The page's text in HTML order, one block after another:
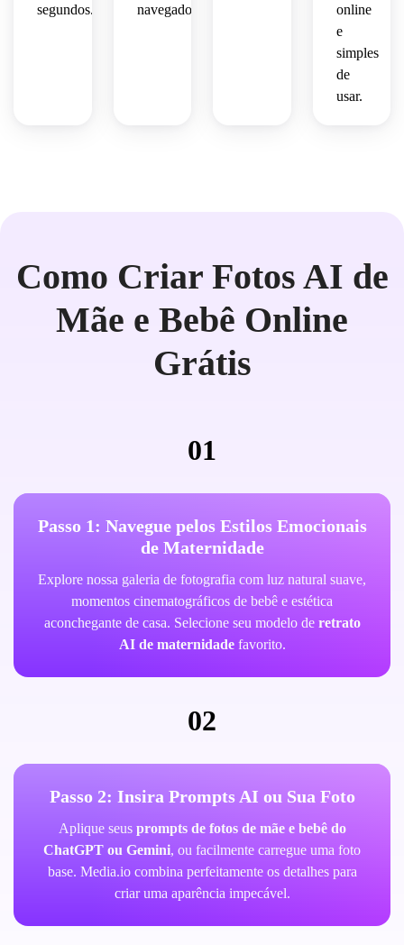
segundos.
navegador.
online
e
simples
de
usar.
Como Criar Fotos AI de
Mãe e Bebê Online
Grátis
01
Passo 1: Navegue pelos Estilos Emocionais
de Maternidade
Explore nossa galeria de fotografia com luz natural suave,
momentos cinematográficos de bebê e estética
aconchegante de casa. Selecione seu modelo de retrato
AI de maternidadefavorito.
02
Passo 2: Insira Prompts AI ou Sua Foto
Aplique seus prompts de fotos de mãe e bebê do
ChatGPT ou Gemini, ou facilmente carregue uma foto
base. Media.io combina perfeitamente os detalhes para
criar uma aparência impecável.